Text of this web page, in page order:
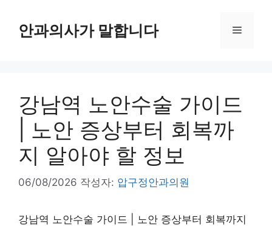
안과의사가 말합니다 메
강남역 노안수술 가이드
| 노안 증상부터 회복까
지 알아야 할 정보
06/08/2026 작성자: 압구정안과의원
강남역 노안수술 가이드 | 노안 증상부터 회복까지